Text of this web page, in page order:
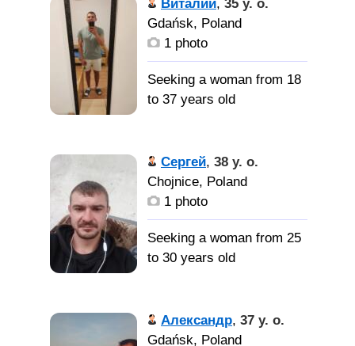
Виталий, 35 y. o.
Gdańsk, Poland
1 photo
Seeking a woman from 18
to 37 years old
Сергей, 38 y. o.
Chojnice, Poland
1 photo
Seeking a woman from 25
to 30 years old
Александр, 37 y. o.
Gdańsk, Poland